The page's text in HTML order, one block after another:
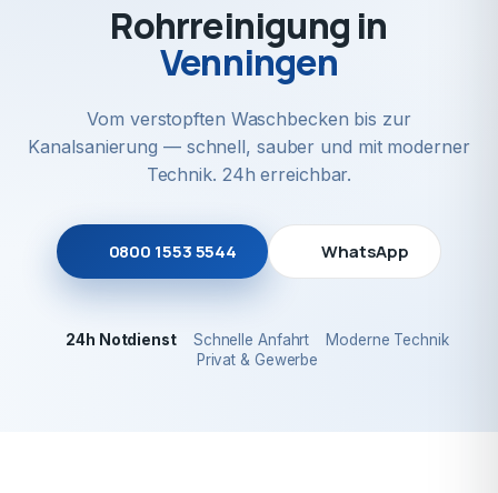
Rohrreinigung in
Venningen
Vom verstopften Waschbecken bis zur
Kanalsanierung — schnell, sauber und mit moderner
Technik. 24h erreichbar.
0800 1553 5544 WhatsApp
24h Notdienst Schnelle Anfahrt
Moderne Technik
Privat & Gewerbe